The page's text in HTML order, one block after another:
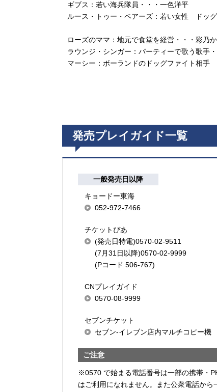
ギブス：若い海兵隊員・・・一色洋平
ルース・トゥー・ベアーズ：若い女性 ドッ
ローズのママ：地元で食堂を経営・・・彩乃
ラウンジ・シンガー：パーティーで歌う歌手
マーシー：ボーランドのドッグファイト相
発売プレイガイド一覧
一般発売日以降
キョードー東海
052-972-7466
チケットぴあ
(発売日特電)0570-02-9511
(7月31日以降)0570-02-9999
(Pコード 506-767)
CNプレイガイド
0570-08-9999
セブンチケット
セブン-イレブン店内マルチコピー機
ご注意
※0570 で始まる電話番号は一部の携帯・
はご利用になれません。また公衆電話から